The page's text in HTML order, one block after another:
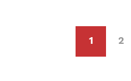
1 2